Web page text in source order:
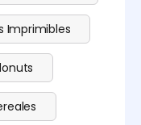
Imprimibles